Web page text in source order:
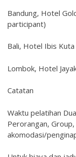
Bandung, Hotel
participant)
Bali, Hotel Ibis
Lombok, Hotel
Catatan
Waktu pelatihan
Perorangan,
akomodasi/